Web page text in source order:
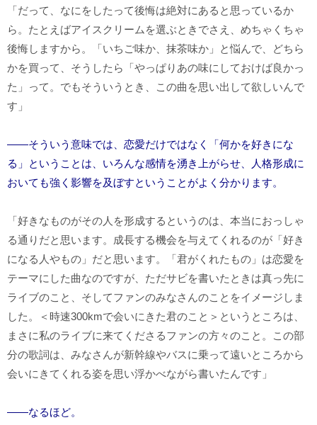
「だって、なにをしたって後悔は絶対にあると思っているか
ら。たとえばアイスクリームを選ぶときでさえ、めちゃくちゃ
後悔しますから。「いちご味か、抹茶味か」と悩んで、どちら
かを買って、そうしたら「やっぱりあの味にしておけば良かっ
た」って。でもそういうとき、この曲を思い出して欲しいんで
す」
――そういう意味では、恋愛だけではなく「何かを好きにな
る」ということは、いろんな感情を湧き上がらせ、人格形成に
おいても強く影響を及ぼすということがよく分かります。
「好きなものがその人を形成するというのは、本当におっしゃ
る通りだと思います。成長する機会を与えてくれるのが「好き
になる人やもの」だと思います。「君がくれたもの」は恋愛を
テーマにした曲なのですが、ただサビを書いたときは真っ先に
ライブのこと、そしてファンのみなさんのことをイメージしま
した。＜時速300kmで会いにきた君のこと＞というところは、
まさに私のライブに来てくださるファンの方々のこと。この部
分の歌詞は、みなさんが新幹線やバスに乗って遠いところから
会いにきてくれる姿を思い浮かべながら書いたんです」
――なるほど。